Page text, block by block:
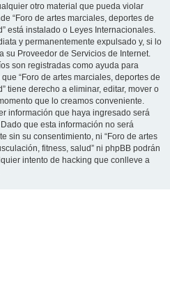
otro material que pueda violar
“Foro de artes marciales, deportes de
está instalado o Leyes Internacionales.
y permanentemente expulsado y, si lo
su Proveedor de Servicios de Internet.
son registradas como ayuda para
“Foro de artes marciales, deportes de
tiene derecho a eliminar, editar, mover o
que lo creamos conveniente.
información que haya ingresado será
que esta información no será
sin su consentimiento, ni “Foro de artes
fitness, salud” ni phpBB podrán
intento de hacking que conlleve a